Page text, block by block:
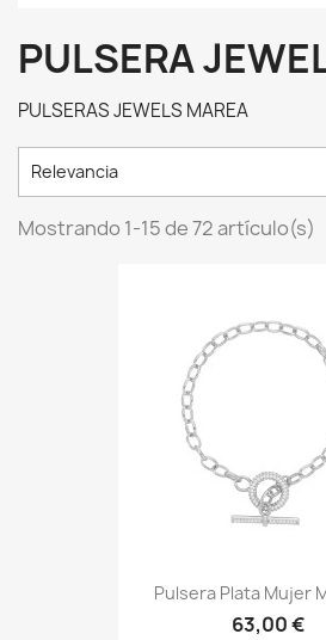
PULSERA
PULSERAS JEWELS MAREA
Relevancia
Mostrando 1-15 de 72 artículo(s)
Pulsera Plata Mujer
63,00 €